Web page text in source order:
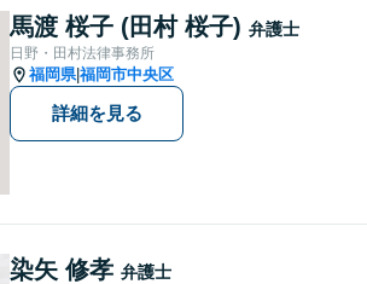
あらゆる問題解決に精通。
【電話相談可】
馬渡 桜子 (田村 桜子) 弁護士
日野・田村法律事務所
福岡県|福岡市中央区
詳細を見る
染矢 修孝 弁護士